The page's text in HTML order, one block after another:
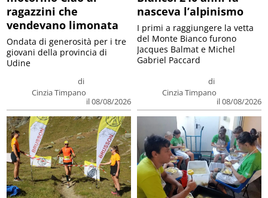
ragazzini che
vendevano limonata
di
Cinzia Timpano
il 08/08/2026
Ondata di generosità per i tre
giovani della provincia di
Udine
nasceva l’alpinismo
di
Cinzia Timpano
il 08/08/2026
I primi a raggiungere la vetta
del Monte Bianco furono
Jacques Balmat e Michel
Gabriel Paccard